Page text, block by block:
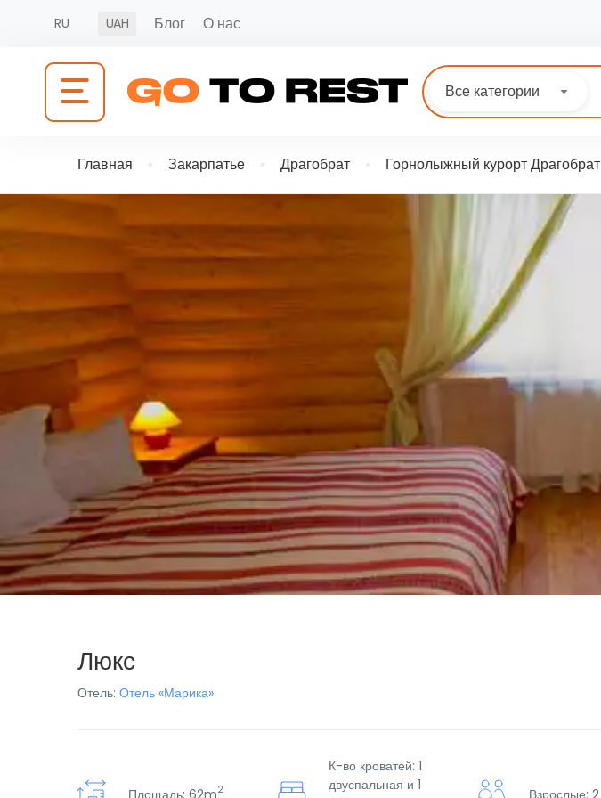
RU UAH Блог О нас
Все категории
Главная Закарпатье Драгобрат Горнолыжный курорт Драгобрат
Люкс
Отель: Отель «Марика»
Площадь: 62m2
К-во кроватей: 1
двуспальная и 1
Взрослые: 2